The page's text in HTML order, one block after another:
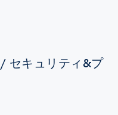
セキュリティ&プ